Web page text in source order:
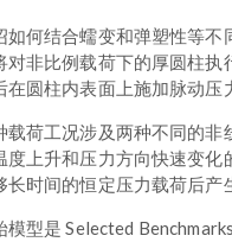
如何结合蠕变和弹塑性等不
对非比例载荷下的厚圆柱执
在圆柱内表面上施加脉动压
载荷工况涉及两种不同的非
度上升和压力方向快速变化
长时间的恒定压力载荷后产
模型是 Selected